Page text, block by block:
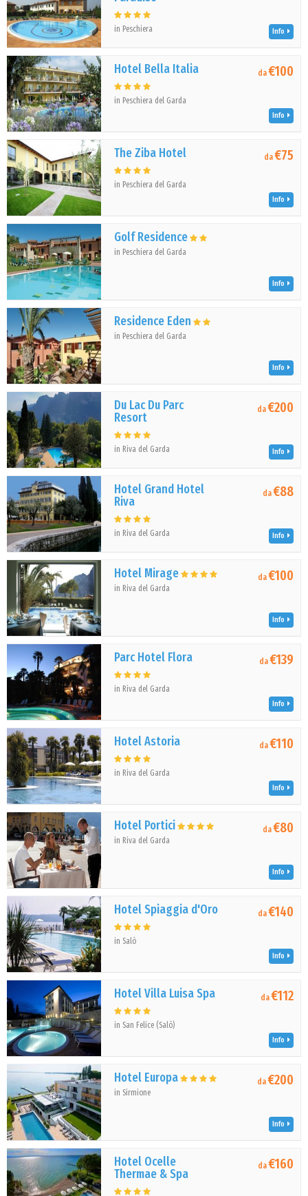
in Peschiera Info
Hotel Bella Italia
in Peschiera del Garda
da€100
Info
The Ziba Hotel
in Peschiera del Garda
da€75
Info
Golf Residence
in Peschiera del Garda
Info
Residence Eden
in Peschiera del Garda
Info
Du Lac Du Parc
Resort
in Riva del Garda
da€200
Info
Hotel Grand Hotel
Riva
in Riva del Garda
da€88
Info
Hotel Mirage
in Riva del Garda
da€100
Info
Parc Hotel Flora
in Riva del Garda
da€139
Info
Hotel Astoria
in Riva del Garda
da€110
Info
Hotel Portici
in Riva del Garda
da€80
Info
Hotel Spiaggia d'Oro
in Salò
da€140
Info
Hotel Villa Luisa Spa
in San Felice (Salò)
da€112
Info
Hotel Europa
in Sirmione
da€200
Info
Hotel Ocelle
Thermae & Spa
da€160